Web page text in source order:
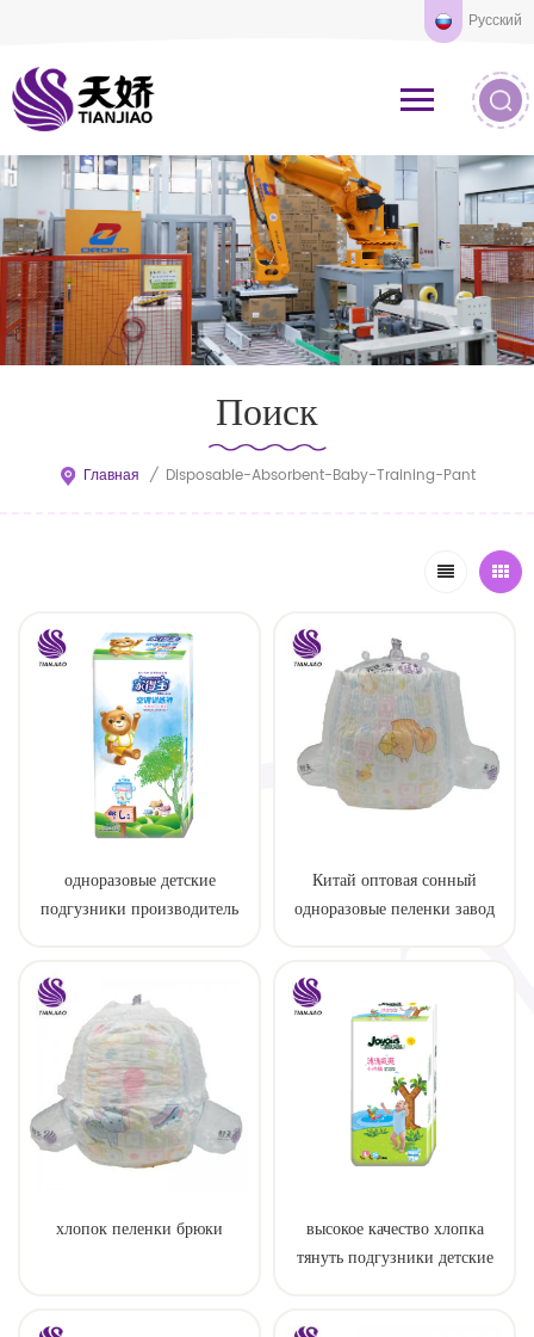
Русский
Поиск
Главная / Disposable-Absorbent-Baby-Training-Pant
одноразовые детские
подгузники производитель
брюки заводская цена
Китай оптовая сонный
одноразовые пеленки завод
хлопок пеленки брюки
высокое качество хлопка
тянуть подгузники детские